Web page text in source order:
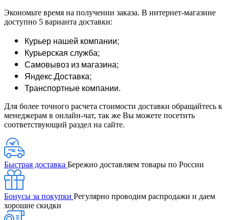
Экономьте время на получении заказа. В интернет-магазине
доступно 5 варианта доставки:
Курьер нашей компании;
Курьерская служба;
Самовывоз из магазина;
Яндекс.Доставка;
Транспортные компании.
Для более точного расчета стоимости доставки обращайтесь к
менеджерам в онлайн-чат, так же Вы можете посетить
соответствующий раздел на сайте.
Быстрая доставка Бережно доставляем товары по России
Бонусы за покупки Регулярно проводим распродажи и даем
хорошие скидки